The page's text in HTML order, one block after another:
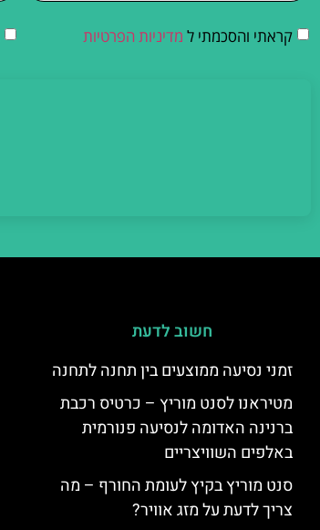
קראתי והסכמתי ל מדיניות הפרטיות
חשוב לדעת
זמני נסיעה ממוצעים בין תחנה לתחנה
מטיראנו לסנט מוריץ – כרטיס רכבת
ברנינה האדומה לנסיעה פנורמית
באלפים השוויצריים
סנט מוריץ בקיץ לעומת החורף – מה
צריך לדעת על מזג אוויר?